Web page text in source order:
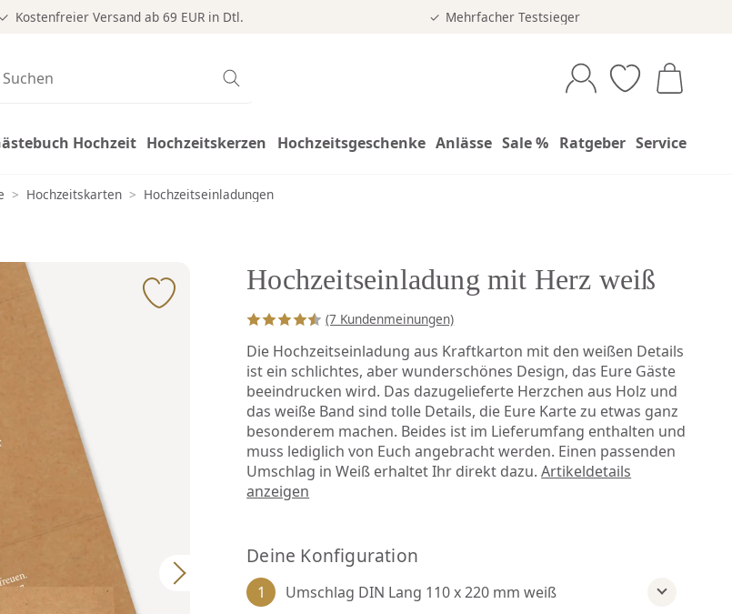
Kostenfreier Versand ab 69 EUR in Dtl. Mehrfacher Testsieger
Hochzeit Hochzeitskerzen Hochzeitsgeschenke Anlässe Sale % Ratgeber Service
> Hochzeitskarten > Hochzeitseinladungen
Hochzeitseinladung mit Herz weiß
(7 Kundenmeinungen)
Die Hochzeitseinladung aus Kraftkarton mit den weißen Details
ist ein schlichtes, aber wunderschönes Design, das Eure Gäste
beeindrucken wird. Das dazugelieferte Herzchen aus Holz und
das weiße Band sind tolle Details, die Eure Karte zu etwas ganz
besonderem machen. Beides ist im Lieferumfang enthalten und
muss lediglich von Euch angebracht werden. Einen passenden
Umschlag in Weiß erhaltet Ihr direkt dazu.Artikeldetails
anzeigen
Deine Konfiguration
1 Umschlag DIN Lang 110 x 220 mm weiß